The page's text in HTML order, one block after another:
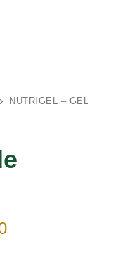
NUTRIGEL – GEL